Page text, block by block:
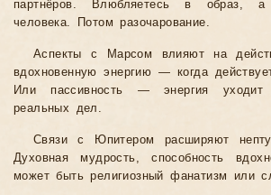
партнёров. Влюбляетесь в образ,
человека. Потом разочарование.
Аспекты с Марсом влияют на
вдохновенную энергию — когда
Или пассивность — энергия
реальных дел.
Связи с Юпитером расширяют
Духовная мудрость, способность
может быть религиозный фанатизм или